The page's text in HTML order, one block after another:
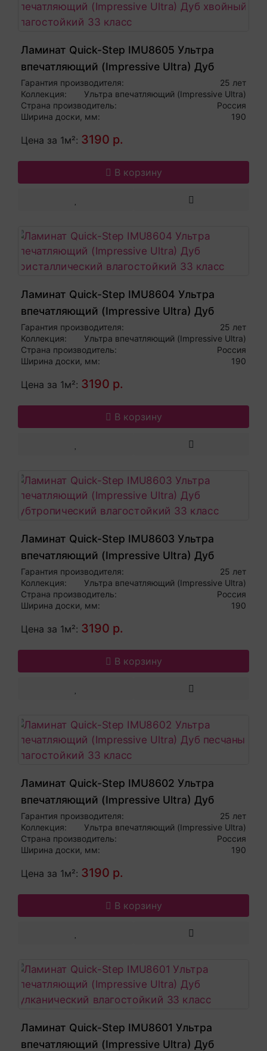
Ламинат Quick-Step IMU8605 Ультра
впечатляющий (Impressive Ultra) Дуб
хвойный влагостойкий 33 класс
Гарантия производителя:
25 лет
Коллекция:
Ультра впечатляющий (Impressive Ultra)
Страна производитель:
Россия
Ширина доски, мм:
190
Цена за 1м²: 3190 р.
В корзину
Ламинат Quick-Step IMU8604 Ультра
впечатляющий (Impressive Ultra) Дуб
кристаллический влагостойкий 33 класс
Гарантия производителя:
25 лет
Коллекция:
Ультра впечатляющий (Impressive Ultra)
Страна производитель:
Россия
Ширина доски, мм:
190
Цена за 1м²: 3190 р.
В корзину
Ламинат Quick-Step IMU8603 Ультра
впечатляющий (Impressive Ultra) Дуб
субтропический влагостойкий 33 класс
Гарантия производителя:
25 лет
Коллекция:
Ультра впечатляющий (Impressive Ultra)
Страна производитель:
Россия
Ширина доски, мм:
190
Цена за 1м²: 3190 р.
В корзину
Ламинат Quick-Step IMU8602 Ультра
впечатляющий (Impressive Ultra) Дуб
песчаный влагостойкий 33 класс
Гарантия производителя:
25 лет
Коллекция:
Ультра впечатляющий (Impressive Ultra)
Страна производитель:
Россия
Ширина доски, мм:
190
Цена за 1м²: 3190 р.
В корзину
Ламинат Quick-Step IMU8601 Ультра
впечатляющий (Impressive Ultra) Дуб